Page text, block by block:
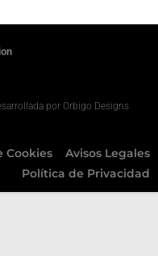
por Orbigo Designs
Cookies
Avisos Legales
Política de Privacidad